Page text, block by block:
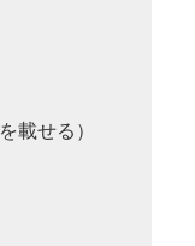
載せる）